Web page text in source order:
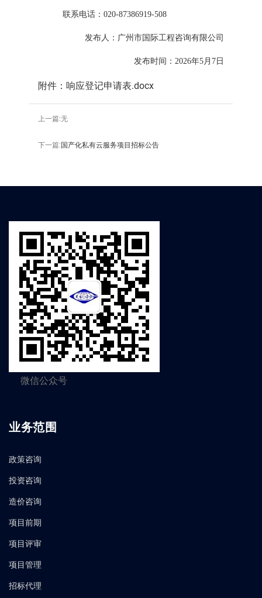
联系电话： 020-87386919-508
发布人： 广州市国际工程咨询有限公司
发布时间： 2026年5 月 7 日
附件： 响应登记申请表.docx
上一篇:无
下一篇:国产化私有云服务项目招标公告
微信公众号
业务范围
政策咨询
投资咨询
造价咨询
项目前期
项目评审
项目管理
招标代理